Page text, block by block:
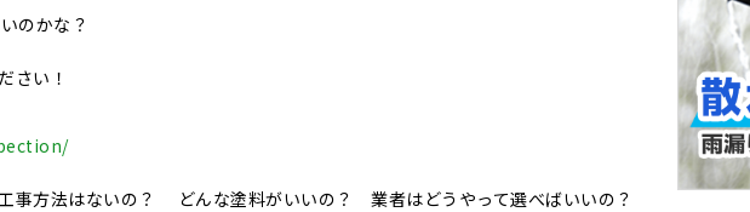
のかな？
さい！
事方法はないの？ どんな塗料がいいの？ 業者はどうやって選べばいいの？